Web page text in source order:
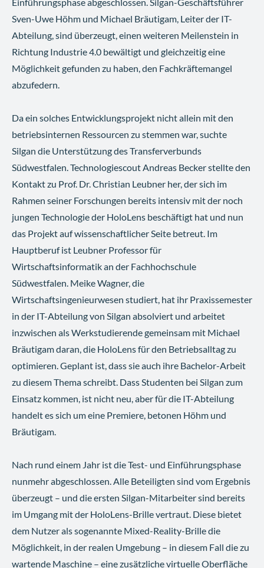
Sven-Uwe Höhm und Michael Bräutigam, Leiter der IT-
Abteilung, sind überzeugt, einen weiteren Meilenstein in
Richtung Industrie 4.0 bewältigt und gleichzeitig eine
Möglichkeit gefunden zu haben, den Fachkräftemangel
abzufedern.
Da ein solches Entwicklungsprojekt nicht allein mit den
betriebsinternen Ressourcen zu stemmen war, suchte
Silgan die Unterstützung des Transferverbunds
Südwestfalen. Technologiescout Andreas Becker stellte den
Kontakt zu Prof. Dr. Christian Leubner her, der sich im
Rahmen seiner Forschungen bereits intensiv mit der noch
jungen Technologie der HoloLens beschäftigt hat und nun
das Projekt auf wissenschaftlicher Seite betreut. Im
Hauptberuf ist Leubner Professor für
Wirtschaftsinformatik an der Fachhochschule
Südwestfalen. Meike Wagner, die
Wirtschaftsingenieurwesen studiert, hat ihr Praxissemester
in der IT-Abteilung von Silgan absolviert und arbeitet
inzwischen als Werkstudierende gemeinsam mit Michael
Bräutigam daran, die HoloLens für den Betriebsalltag zu
optimieren. Geplant ist, dass sie auch ihre Bachelor-Arbeit
zu diesem Thema schreibt. Dass Studenten bei Silgan zum
Einsatz kommen, ist nicht neu, aber für die IT-Abteilung
handelt es sich um eine Premiere, betonen Höhm und
Bräutigam.
Nach rund einem Jahr ist die Test- und Einführungsphase
nunmehr abgeschlossen. Alle Beteiligten sind vom Ergebnis
überzeugt – und die ersten Silgan-Mitarbeiter sind bereits
im Umgang mit der HoloLens-Brille vertraut. Diese bietet
dem Nutzer als sogenannte Mixed-Reality-Brille die
Möglichkeit, in der realen Umgebung – in diesem Fall die zu
wartende Maschine – eine zusätzliche virtuelle Oberfläche